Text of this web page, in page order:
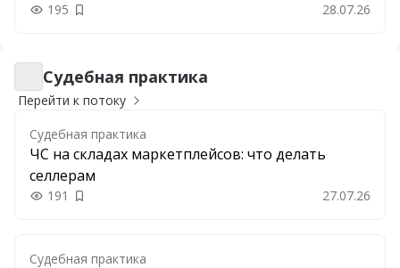
195 Добавить в закладки 28.07.26
Судебная практика
Судебная практика
Перейти к потоку
Судебная практика
ЧС на складах маркетплейсов: что делать
селлерам
191 Добавить в закладки 27.07.26
Судебная практика